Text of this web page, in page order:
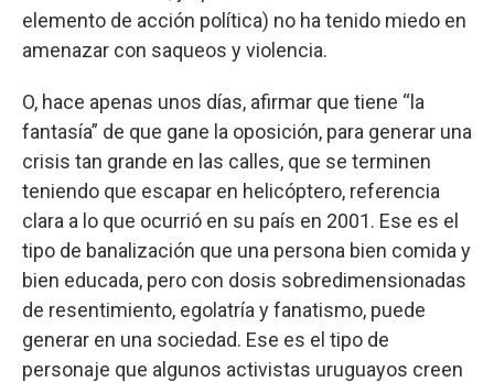
elemento de acción política) no ha tenido miedo en
amenazar con saqueos y violencia.
O, hace apenas unos días, afirmar que tiene “la
fantasía” de que gane la oposición, para generar una
crisis tan grande en las calles, que se terminen
teniendo que escapar en helicóptero, referencia
clara a lo que ocurrió en su país en 2001. Ese es el
tipo de banalización que una persona bien comida y
bien educada, pero con dosis sobredimensionadas
de resentimiento, egolatría y fanatismo, puede
generar en una sociedad. Ese es el tipo de
personaje que algunos activistas uruguayos creen